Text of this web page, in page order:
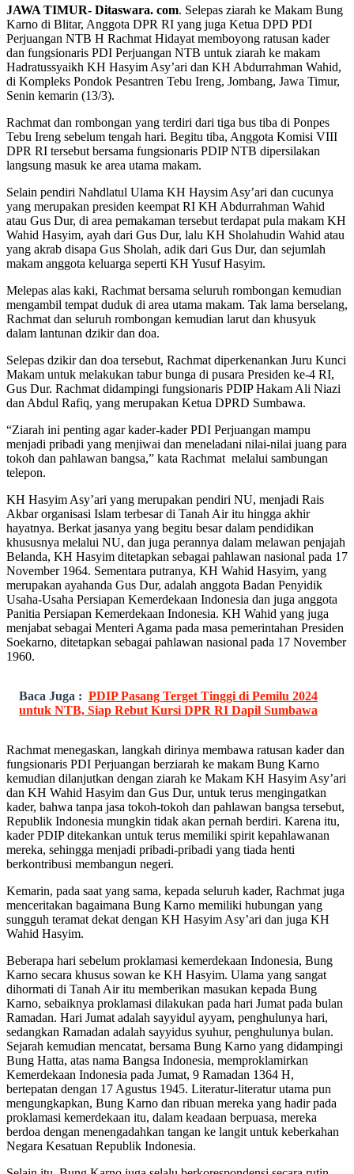
JAWA TIMUR- Ditaswara. com. Selepas ziarah ke Makam Bung
Karno di Blitar, Anggota DPR RI yang juga Ketua DPD PDI
Perjuangan NTB H Rachmat Hidayat memboyong ratusan kader
dan fungsionaris PDI Perjuangan NTB untuk ziarah ke makam
Hadratussyaikh KH Hasyim Asy’ari dan KH Abdurrahman Wahid,
di Kompleks Pondok Pesantren Tebu Ireng, Jombang, Jawa Timur,
Senin kemarin (13/3).
Rachmat dan rombongan yang terdiri dari tiga bus tiba di Ponpes
Tebu Ireng sebelum tengah hari. Begitu tiba, Anggota Komisi VIII
DPR RI tersebut bersama fungsionaris PDIP NTB dipersilakan
langsung masuk ke area utama makam.
Selain pendiri Nahdlatul Ulama KH Haysim Asy’ari dan cucunya
yang merupakan presiden keempat RI KH Abdurrahman Wahid
atau Gus Dur, di area pemakaman tersebut terdapat pula makam KH
Wahid Hasyim, ayah dari Gus Dur, lalu KH Sholahudin Wahid atau
yang akrab disapa Gus Sholah, adik dari Gus Dur, dan sejumlah
makam anggota keluarga seperti KH Yusuf Hasyim.
Melepas alas kaki, Rachmat bersama seluruh rombongan kemudian
mengambil tempat duduk di area utama makam. Tak lama berselang,
Rachmat dan seluruh rombongan kemudian larut dan khusyuk
dalam lantunan dzikir dan doa.
Selepas dzikir dan doa tersebut, Rachmat diperkenankan Juru Kunci
Makam untuk melakukan tabur bunga di pusara Presiden ke-4 RI,
Gus Dur. Rachmat didampingi fungsionaris PDIP Hakam Ali Niazi
dan Abdul Rafiq, yang merupakan Ketua DPRD Sumbawa.
“Ziarah ini penting agar kader-kader PDI Perjuangan mampu
menjadi pribadi yang menjiwai dan meneladani nilai-nilai juang para
tokoh dan pahlawan bangsa,” kata Rachmat melalui sambungan
telepon.
KH Hasyim Asy’ari yang merupakan pendiri NU, menjadi Rais
Akbar organisasi Islam terbesar di Tanah Air itu hingga akhir
hayatnya. Berkat jasanya yang begitu besar dalam pendidikan
khususnya melalui NU, dan juga perannya dalam melawan penjajah
Belanda, KH Hasyim ditetapkan sebagai pahlawan nasional pada 17
November 1964. Sementara putranya, KH Wahid Hasyim, yang
merupakan ayahanda Gus Dur, adalah anggota Badan Penyidik
Usaha-Usaha Persiapan Kemerdekaan Indonesia dan juga anggota
Panitia Persiapan Kemerdekaan Indonesia. KH Wahid yang juga
menjabat sebagai Menteri Agama pada masa pemerintahan Presiden
Soekarno, ditetapkan sebagai pahlawan nasional pada 17 November
1960.
Baca Juga : PDIP Pasang Terget Tinggi di Pemilu 2024
untuk NTB, Siap Rebut Kursi DPR RI Dapil Sumbawa
Rachmat menegaskan, langkah dirinya membawa ratusan kader dan
fungsionaris PDI Perjuangan berziarah ke makam Bung Karno
kemudian dilanjutkan dengan ziarah ke Makam KH Hasyim Asy’ari
dan KH Wahid Hasyim dan Gus Dur, untuk terus mengingatkan
kader, bahwa tanpa jasa tokoh-tokoh dan pahlawan bangsa tersebut,
Republik Indonesia mungkin tidak akan pernah berdiri. Karena itu,
kader PDIP ditekankan untuk terus memiliki spirit kepahlawanan
mereka, sehingga menjadi pribadi-pribadi yang tiada henti
berkontribusi membangun negeri.
Kemarin, pada saat yang sama, kepada seluruh kader, Rachmat juga
menceritakan bagaimana Bung Karno memiliki hubungan yang
sungguh teramat dekat dengan KH Hasyim Asy’ari dan juga KH
Wahid Hasyim.
Beberapa hari sebelum proklamasi kemerdekaan Indonesia, Bung
Karno secara khusus sowan ke KH Hasyim. Ulama yang sangat
dihormati di Tanah Air itu memberikan masukan kepada Bung
Karno, sebaiknya proklamasi dilakukan pada hari Jumat pada bulan
Ramadan. Hari Jumat adalah sayyidul ayyam, penghulunya hari,
sedangkan Ramadan adalah sayyidus syuhur, penghulunya bulan.
Sejarah kemudian mencatat, bersama Bung Karno yang didampingi
Bung Hatta, atas nama Bangsa Indonesia, memproklamirkan
Kemerdekaan Indonesia pada Jumat, 9 Ramadan 1364 H,
bertepatan dengan 17 Agustus 1945. Literatur-literatur utama pun
mengungkapkan, Bung Karno dan ribuan mereka yang hadir pada
proklamasi kemerdekaan itu, dalam keadaan berpuasa, mereka
berdoa dengan menengadahkan tangan ke langit untuk keberkahan
Negara Kesatuan Republik Indonesia.